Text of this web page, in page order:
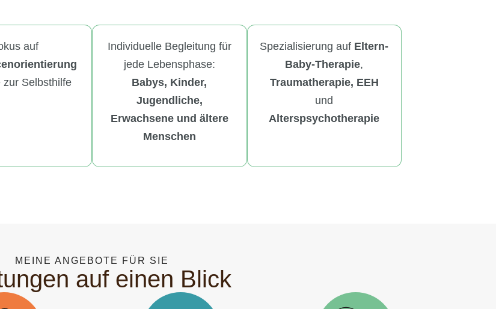
auf
zur Selbsthilfe
Individuelle Begleitung für
jede Lebensphase:
Babys, Kinder,
Jugendliche,
Erwachsene und ältere
Menschen
Spezialisierung auf Eltern-
Baby-Therapie,
Traumatherapie, EEH
und
Alterspsychotherapie
MEINE ANGEBOTE FÜR SIE
auf einen Blick